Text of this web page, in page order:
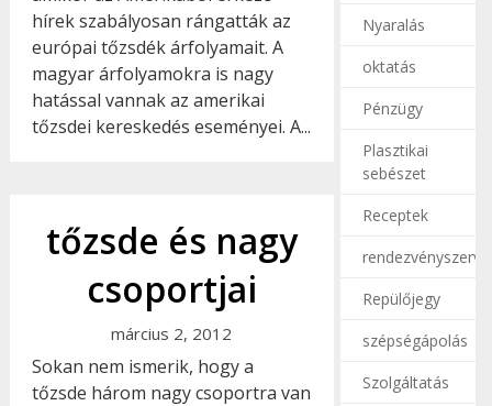
hírek szabályosan rángatták az
európai tőzsdék árfolyamait. A
magyar árfolyamokra is nagy
hatással vannak az amerikai
tőzsdei kereskedés eseményei. A...
tőzsde és nagy
csoportjai
március 2, 2012
Sokan nem ismerik, hogy a
tőzsde három nagy csoportra van
Nyaralás
oktatás
Pénzügy
Plasztikai
sebészet
Receptek
Repülőjegy
szépségápolás
Szolgáltatás